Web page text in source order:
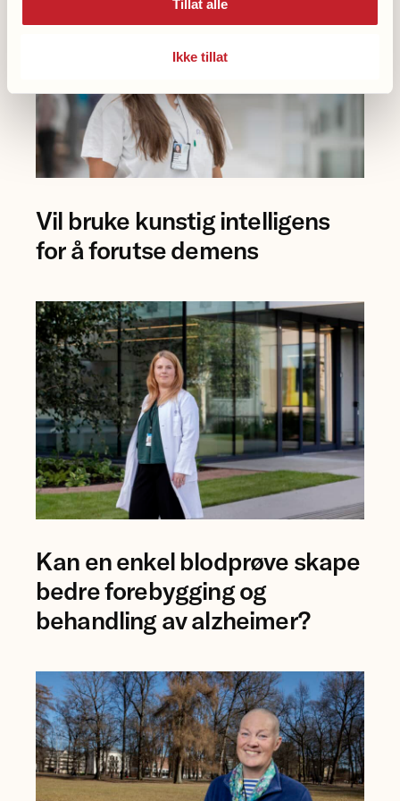
Tillat alle
Ikke tillat
av
forsker
Aamodt
på
Rikshospitalet.
Vil bruke kunstig intelligens
for å forutse demens
av
forsker
Ingrid
Augestad.
Kan en enkel blodprøve skape
bedre forebygging og
behandling av alzheimer?